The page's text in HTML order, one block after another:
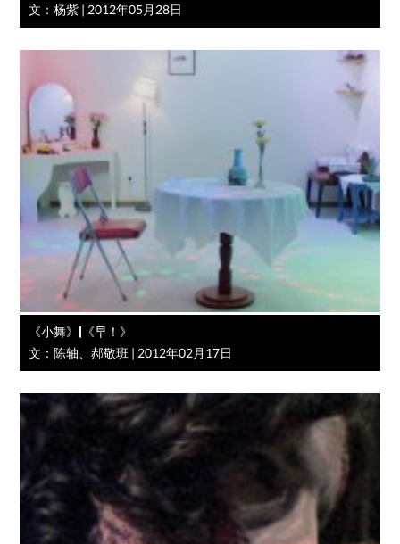
文：杨紫 | 2012年05月28日
《小舞》|《早！》
文：陈轴、郝敬班 | 2012年02月17日